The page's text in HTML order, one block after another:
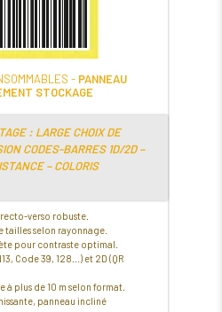
- PANNEAU
STOCKAGE
: LARGE CHOIX DE
CODES-BARRES 1D/2D –
– COLORIS
recto-verso robuste.
tailles selon rayonnage.
pour contraste optimal.
Code 39, 128...) et 2D (QR
à plus de 10 m selon format.
panneau incliné